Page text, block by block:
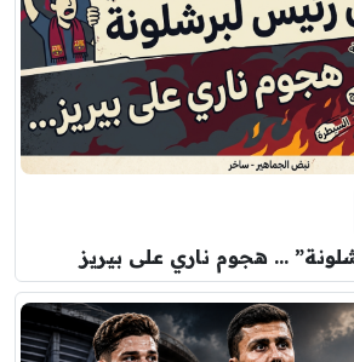
… هجوم ناري على بيريز